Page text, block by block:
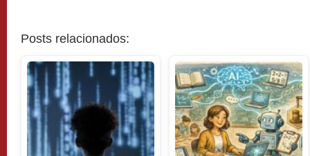
Posts relacionados: